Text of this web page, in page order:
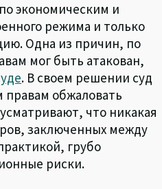
экономическим и
режима и только
Одна из причин, по
мог быть атакован,
. В своем решении суд
обжаловать
что никакая
заключенных между
грубо
риски.